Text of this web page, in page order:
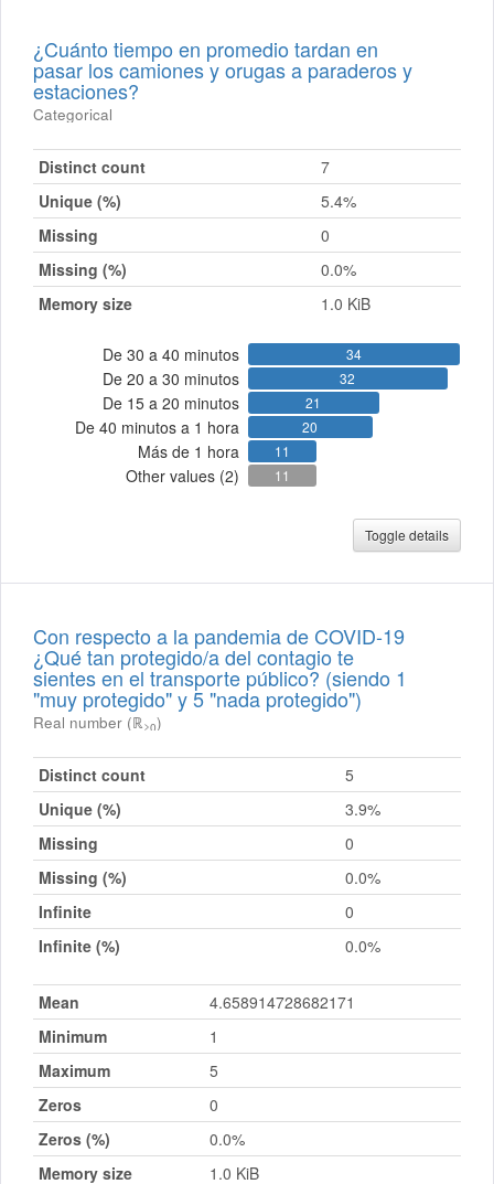
¿Cuánto tiempo en promedio tardan en
pasar los camiones y orugas a paraderos y
estaciones?
Categorical
Distinct count
7
Unique (%)
5.4%
Missing
0
Missing (%)
0.0%
Memory size
1.0 KiB
De 30 a 40 minutos 34
De 20 a 30 minutos 32
De 15 a 20 minutos 21
De 40 minutos a 1 hora 20
Más de 1 hora 11
Other values (2) 11
Toggle details
Con respecto a la pandemia de COVID-19
¿Qué tan protegido/a del contagio te
sientes en el transporte público? (siendo 1
"muy protegido" y 5 "nada protegido")
Real number (ℝ≥0)
Distinct count
5
Unique (%)
3.9%
Missing
0
Missing (%)
0.0%
Infinite
0
Infinite (%)
0.0%
Mean
4.658914728682171
Minimum
1
Maximum
5
Zeros
0
Zeros (%)
0.0%
Memory size
1.0 KiB